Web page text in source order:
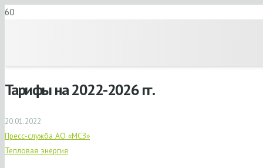
Тарифы на 2022-2026 гг.
20.01.2022
Пресс-служба АО «МСЗ»
Тепловая энергия